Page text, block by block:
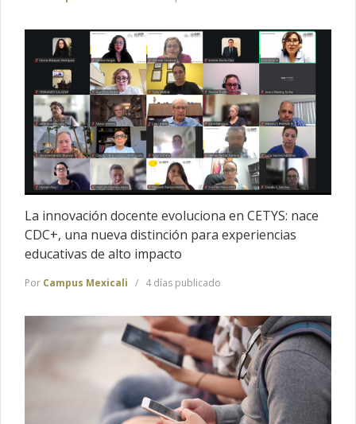
La innovación docente evoluciona en CETYS: nace
CDC+, una nueva distinción para experiencias
educativas de alto impacto
Por Campus Mexicali 4 días publicado